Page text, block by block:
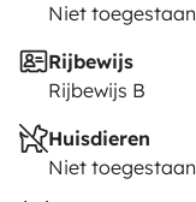
Niet toegestaan
Rijbewijs
Rijbewijs B
Huisdieren
Niet toegestaan